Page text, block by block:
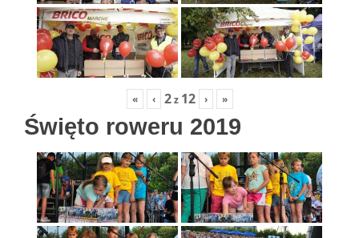
« ‹ 2z 12 › »
Święto roweru 2019